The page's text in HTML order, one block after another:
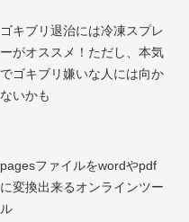
ゴキブリ退治には冷凍スプレ
ーがオススメ！ただし、本気
でゴキブリ嫌いな人には向か
ないかも
pagesファイルをwordやpdf
に変換出来るオンラインツー
ル